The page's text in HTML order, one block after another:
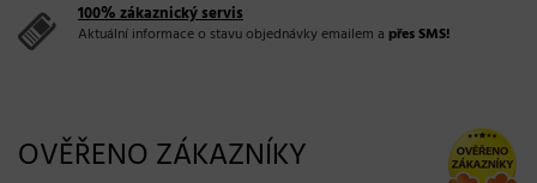
100% zákaznický servis
Aktuální informace o stavu objednávky emailem a přes SMS!
OVĚŘENO ZÁKAZNÍKY